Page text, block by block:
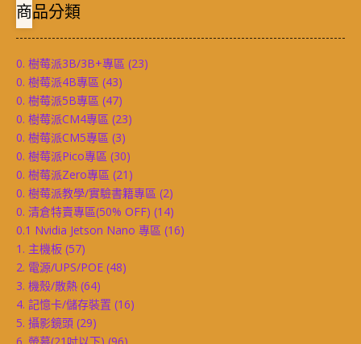
商品分類
0. 樹莓派3B/3B+專區 (23)
0. 樹莓派4B專區 (43)
0. 樹莓派5B專區 (47)
0. 樹莓派CM4專區 (23)
0. 樹莓派CM5專區 (3)
0. 樹莓派Pico專區 (30)
0. 樹莓派Zero專區 (21)
0. 樹莓派教學/實驗書籍專區 (2)
0. 清倉特賣專區(50% OFF) (14)
0.1 Nvidia Jetson Nano 專區 (16)
1. 主機板 (57)
2. 電源/UPS/POE (48)
3. 機殼/散熱 (64)
4. 記憶卡/儲存裝置 (16)
5. 攝影鏡頭 (29)